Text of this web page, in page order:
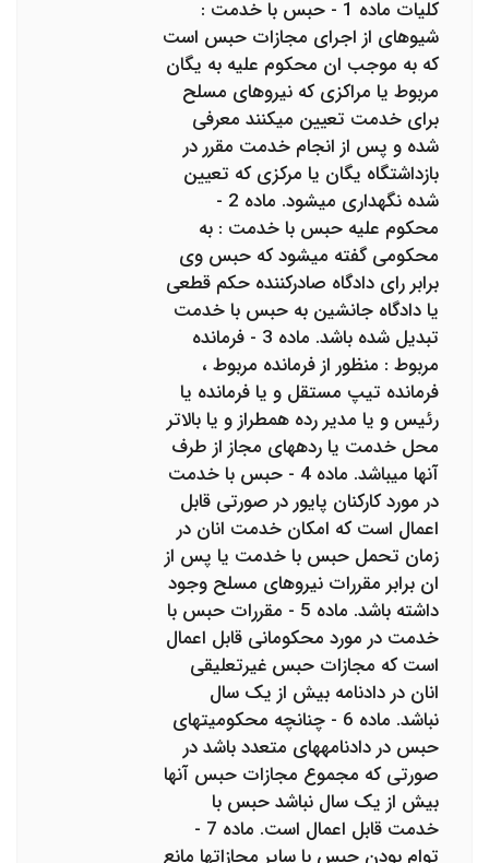
کلیات ماده 1 - حبس با خدمت :
شیوه‎ای از اجرای مجازات حبس است
که به موجب ان محکوم علیه به یگان
مربوط یا مراکزی که نیروهای مسلح
برای خدمت تعیین می‎کنند معرفی
شده و پس از انجام خدمت مقرر در
بازداشتگاه یگان یا مرکزی که تعیین
شده نگهداری می‎شود. ماده 2 -
محکوم علیه حبس با خدمت : به
محکومی گفته می‎شود که حبس وی
برابر رای دادگاه صادرکننده حکم قطعی
یا دادگاه جانشین به حبس با خدمت
تبدیل شده باشد. ماده 3 - فرمانده
مربوط : منظور از فرمانده مربوط ،
فرمانده تیپ مستقل و یا فرمانده یا
رئیس و یا مدیر رده همطراز و یا بالاتر
محل خدمت یا رده‎های مجاز از طرف
آنها می‎باشد. ماده 4 - حبس با خدمت
در مورد کارکنان پایور در صورتی قابل
اعمال است که امکان خدمت انان در
زمان تحمل حبس با خدمت یا پس از
ان برابر مقررات نیروهای مسلح وجود
داشته باشد. ماده 5 - مقررات حبس با
خدمت در مورد محکومانی قابل اعمال
است که مجازات حبس غیرتعلیقی
انان در دادنامه بیش از یک سال
نباشد. ماده 6 - چنانچه محکومیتهای
حبس در دادنامه‎های متعدد باشد در
صورتی که مجموع مجازات حبس آنها
بیش از یک سال نباشد حبس با
خدمت قابل اعمال است. ماده 7 -
توام بودن حبس با سایر مجازاتها مانع